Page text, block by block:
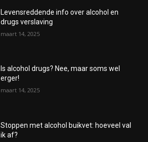
Levensreddende info over alcohol en
drugs verslaving
maart 14, 2025
Is alcohol drugs? Nee, maar soms wel
erger!
maart 14, 2025
Stoppen met alcohol buikvet: hoeveel val
ik af?